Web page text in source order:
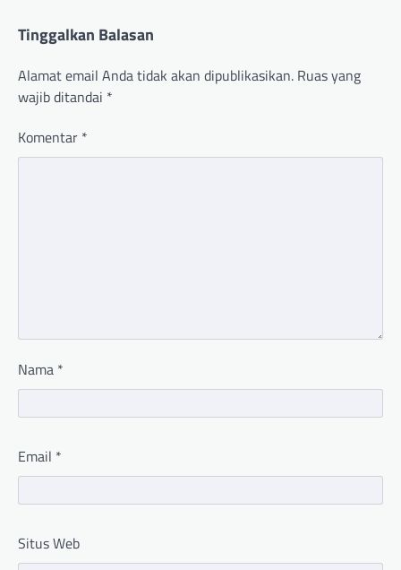
Tinggalkan Balasan
Alamat email Anda tidak akan dipublikasikan. Ruas yang
wajib ditandai *
Komentar *
Nama *
Email *
Situs Web